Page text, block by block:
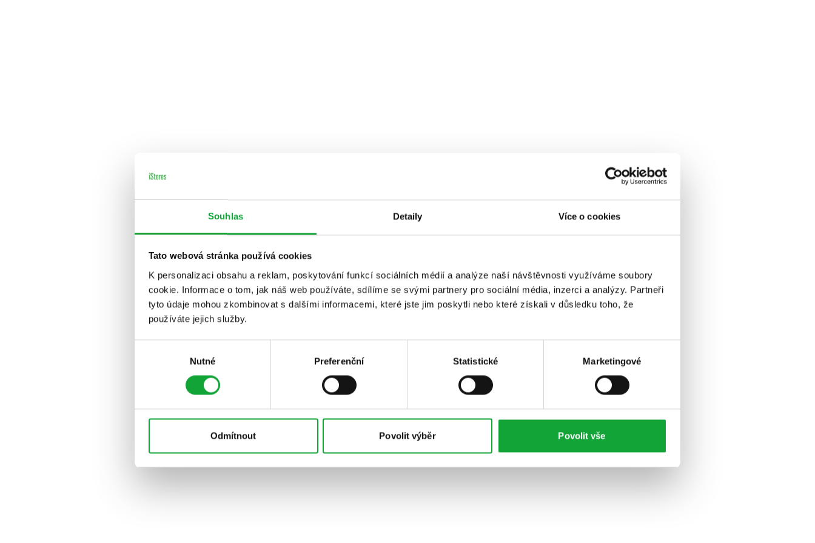
Souhlas Detaily Více o cookies
Tato webová stránka používá cookies
K personalizaci obsahu a reklam, poskytování funkcí sociálních médií a analýze naší návštěvnosti využíváme soubory
cookie. Informace o tom, jak náš web používáte, sdílíme se svými partnery pro sociální média, inzerci a analýzy. Partneři
tyto údaje mohou zkombinovat s dalšími informacemi, které jste jim poskytli nebo které získali v důsledku toho, že
používáte jejich služby.
Nutné Preferenční Statistické Marketingové
Odmítnout Povolit výběr Povolit vše